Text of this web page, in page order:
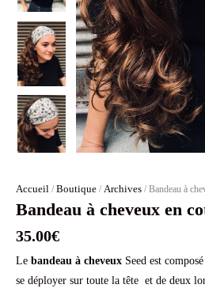
Accueil / Boutique / Archives / Bandeau à
Bandeau à cheveux en
35.00€
Le bandeau à cheveux Seed est
se déployer sur toute la tête et de deux